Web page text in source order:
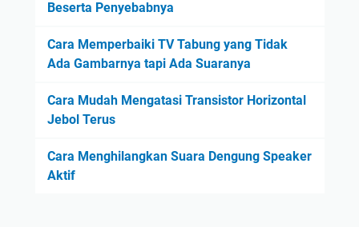
Beserta Penyebabnya
Cara Memperbaiki TV Tabung yang Tidak
Ada Gambarnya tapi Ada Suaranya
Cara Mudah Mengatasi Transistor Horizontal
Jebol Terus
Cara Menghilangkan Suara Dengung Speaker
Aktif